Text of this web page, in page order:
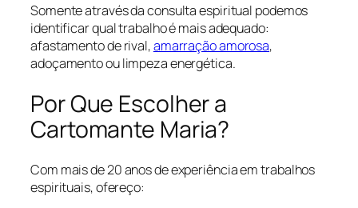
Somente através da consulta espiritual podemos
identificar qual trabalho é mais adequado:
afastamento de rival,amarração amorosa,
adoçamento ou limpeza energética.
Por Que Escolher a
Cartomante Maria?
Com mais de 20 anos de experiência em trabalhos
espirituais, ofereço: